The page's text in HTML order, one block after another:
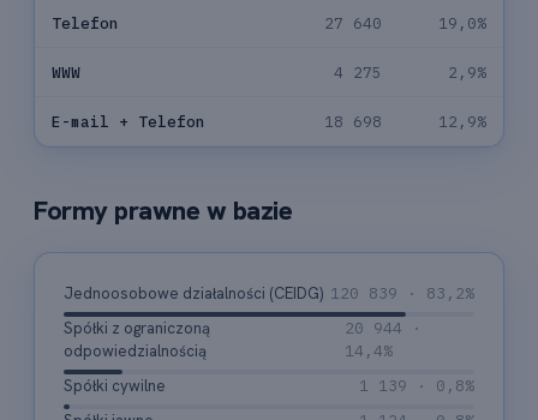
Telefon 27 640 19,0%
WWW 4 275 2,9%
E-mail + Telefon 18 698 12,9%
Formy prawne w bazie
Jednoosobowe działalności (CEIDG) 120 839 · 83,2%
Spółki z ograniczoną
odpowiedzialnością
20 944 ·
14,4%
Spółki cywilne
1 139 · 0,8%